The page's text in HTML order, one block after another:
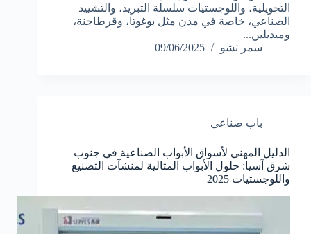
التحويلية، واللوجستيات سلسلة التبريد، والتشييد
الصناعي، خاصة في مدن مثل بوغوتا، وقرطاجنة،
وميديلين...
سمر تشو
09/06/2025
باب صناعي
الدليل المهني لأسواق الأبواب الصناعية في جنوب
شرق آسيا: حلول الأبواب المثالية لمنشآت التصنيع
واللوجستيات 2025